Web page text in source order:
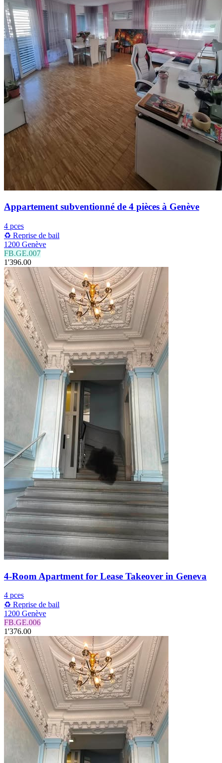
Appartement subventionné de 4 pièces à Genève
4 pces
♻️ Reprise de bail
1200 Genève
FB.GE.007
1'396.00
4-Room Apartment for Lease Takeover in Geneva
4 pces
♻️ Reprise de bail
1200 Genève
FB.GE.006
1'376.00